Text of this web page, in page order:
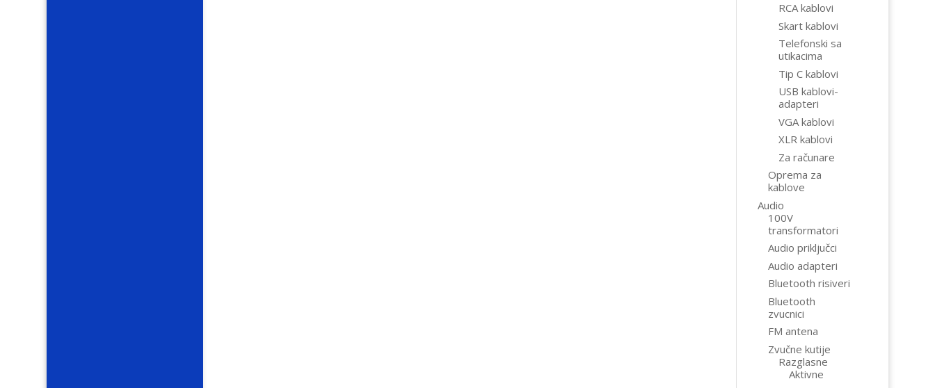
RCA kablovi
Skart kablovi
Telefonski sa
utikacima
Tip C kablovi
USB kablovi-
adapteri
VGA kablovi
XLR kablovi
Za računare
Oprema za
kablove
Audio
100V
transformatori
Audio priključci
Audio adapteri
Bluetooth risiveri
Bluetooth
zvucnici
FM antena
Zvučne kutije
Razglasne
Aktivne